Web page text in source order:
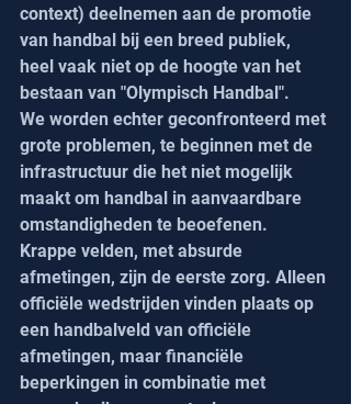
context) deelnemen aan de promotie
van handbal bij een breed publiek,
heel vaak niet op de hoogte van het
bestaan van "Olympisch Handbal".
We worden echter geconfronteerd met
grote problemen, te beginnen met de
infrastructuur die het niet mogelijk
maakt om handbal in aanvaardbare
omstandigheden te beoefenen.
Krappe velden, met absurde
afmetingen, zijn de eerste zorg. Alleen
officiële wedstrijden vinden plaats op
een handbalveld van officiële
afmetingen, maar financiële
beperkingen in combinatie met